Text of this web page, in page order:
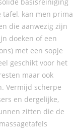
kan men prima
die aanwezig zijn
doeken of een
met een sopje
geschikt voor het
maar ook
Vermijd scherpe
en dergelijke,
zitten die de